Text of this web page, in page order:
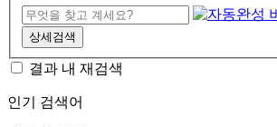
상세검색
결과 내 재검색
인기 검색어